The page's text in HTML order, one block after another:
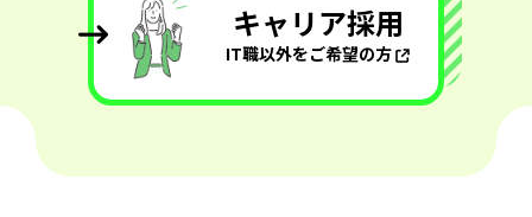
キャリア採用
IT職以外をご希望の方